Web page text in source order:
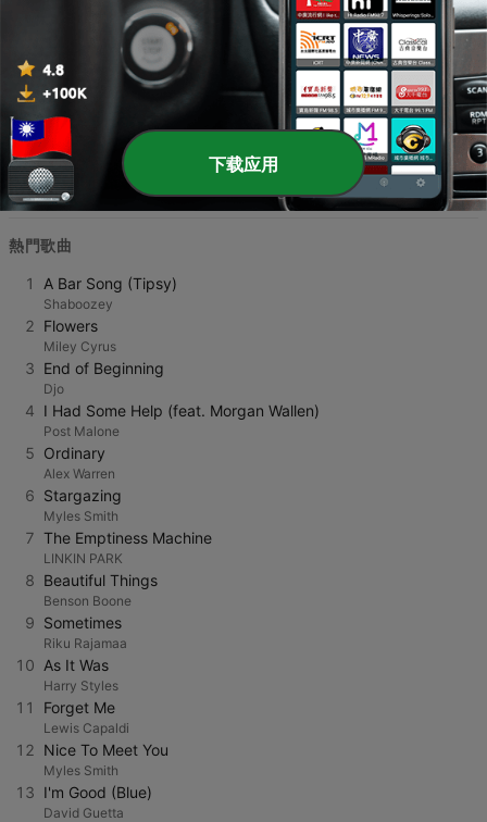
時滿足聽眾對新鮮感與經典旋律的雙重需求。
透過這份整理好的電台列表，您可以輕鬆跨越地域限制，探索
台灣最優質的廣播頻道。不論您身在何處，只要點擊播放，動
人的音軌就會立即填滿您的生活空間。現在就開始尋找那份專
屬於您的音樂感動，讓這些精選的當代流行音樂頻道，陪伴您
度過每一個精彩的瞬間。
熱門歌曲
1 A Bar Song (Tipsy)
Shaboozey
2 Flowers
Miley Cyrus
3 End of Beginning
Djo
4 I Had Some Help (feat. Morgan Wallen)
Post Malone
5 Ordinary
Alex Warren
6 Stargazing
Myles Smith
7 The Emptiness Machine
LINKIN PARK
8 Beautiful Things
Benson Boone
9 Sometimes
Riku Rajamaa
10 As It Was
Harry Styles
11 Forget Me
Lewis Capaldi
12 Nice To Meet You
Myles Smith
13 I'm Good (Blue)
David Guetta
下载应用